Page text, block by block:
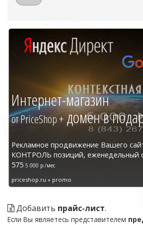
Интернет-магазин
от PriceShop +домен в
Рекламное продвижение Вашего
КОНТРОЛЬ позиций, еженедельный
575 5 000 р./мес
priceshop.ru » promo
Добавить прайс-лист.
Если Вы являетесь представителем